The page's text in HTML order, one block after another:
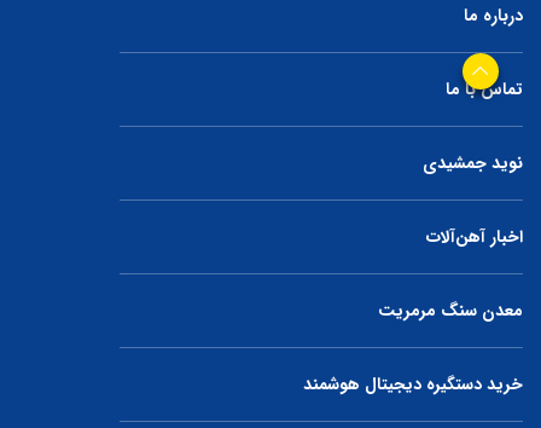
درباره ما
تماس با ما
نوید جمشیدی
اخبار آهن‌آلات
معدن سنگ مرمریت
خرید دستگیره دیجیتال هوشمند